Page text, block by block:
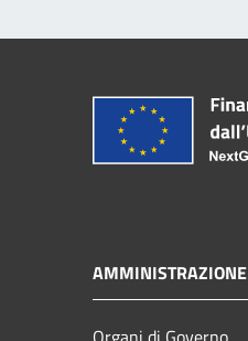
AMMINISTRAZIONE